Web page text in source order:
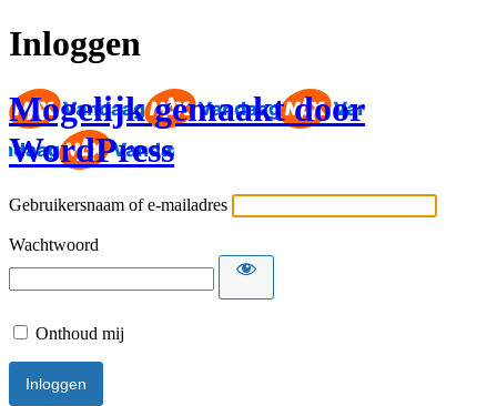
Inloggen
Mogelijk gemaakt door
WordPress
Gebruikersnaam of e-mailadres
Wachtwoord
Onthoud mij